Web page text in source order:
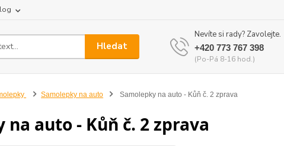
Hledat
Nevíte si rady? Zavolejte.
+420 773 767 398
(Po-Pá 8-16 hod.)
Samolepky na auto Samolepky na auto - Kůň č. 2 zprava
na auto - Kůň č. 2 zprava